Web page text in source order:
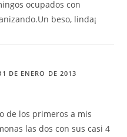
ocupados con
beso, linda¡
DE ENERO DE 2013
de los primeros a mis
las dos con sus casi 4